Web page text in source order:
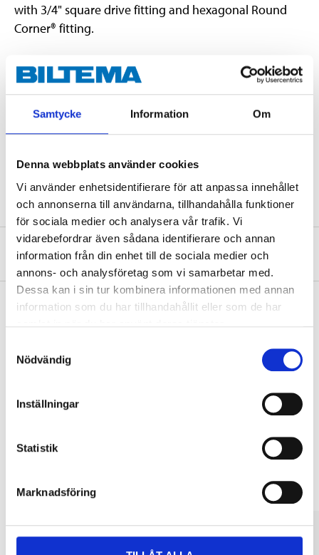
Samtycke Information Om
Denna webbplats använder cookies
Vi använder enhetsidentifierare för att anpassa innehållet
och annonserna till användarna, tillhandahålla funktioner
för sociala medier och analysera vår trafik. Vi
vidarebefordrar även sådana identifierare och annan
information från din enhet till de sociala medier och
annons- och analysföretag som vi samarbetar med.
Dessa kan i sin tur kombinera informationen med annan
information som du har tillhandahållit eller som de har
Nödvändig
Inställningar
Statistik
Marknadsföring
with 3/4" square drive fitting and hexagonal Round
Corner® fitting.
Technical specifications
About the manufacturer
Pay & Collect in your local store within 2 hours! For more information
Other customers also bought